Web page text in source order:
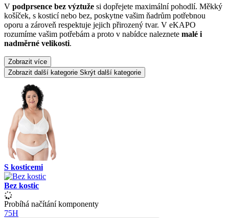
V podprsence bez výztuže si dopřejete maximální pohodlí. Měkký
košíček, s kosticí nebo bez, poskytne vašim ňadrům potřebnou
oporu a zároveň respektuje jejich přirozený tvar. V eKAPO
rozumíme vašim potřebám a proto v nabídce naleznete malé i
nadměrné velikosti.
Zobrazit více
Zobrazit další kategorie Skrýt další kategorie
S kosticemi
Bez kostic
Probíhá načítání komponenty
75H